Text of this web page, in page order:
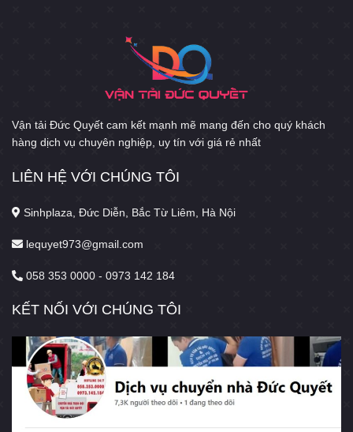
Vận tải Đức Quyết cam kết mạnh mẽ mang đến cho quý khách
hàng dịch vụ chuyên nghiệp, uy tín với giá rẻ nhất
LIÊN HỆ VỚI CHÚNG TÔI
Sinhplaza, Đức Diễn, Bắc Từ Liêm, Hà Nội
lequyet973@gmail.com
058 353 0000 - 0973 142 184
KẾT NỐI VỚI CHÚNG TÔI